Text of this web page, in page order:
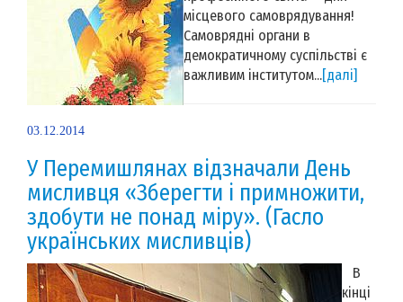
місцевого самоврядування!
Самоврядні органи в
демократичному суспільстві є
важливим інститутом...[далі]
03.12.2014
У Перемишлянах відзначали День
мисливця «Зберегти і примножити,
здобути не понад міру». (Гасло
українських мисливців)
В
кінці